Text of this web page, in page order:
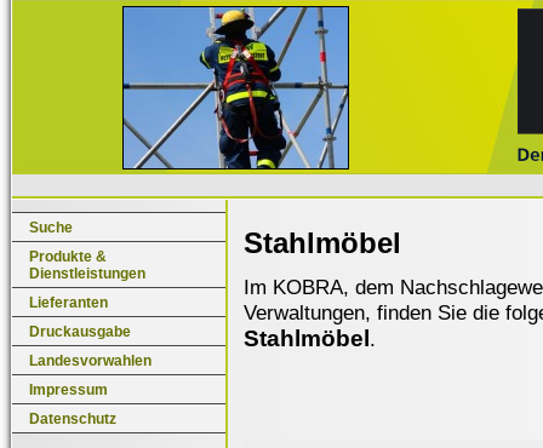
Suche
Produkte &
Dienstleistungen
Lieferanten
Druckausgabe
Landesvorwahlen
Impressum
Datenschutz
Stahlmöbel
Im KOBRA, dem
Verwaltungen, finden Sie die
Stahlmöbel .